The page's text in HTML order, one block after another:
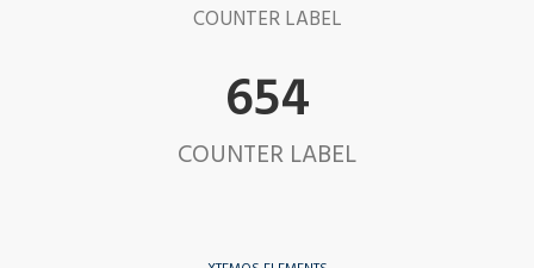
COUNTER LABEL
654
COUNTER LABEL